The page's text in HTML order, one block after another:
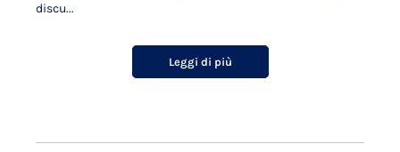
discu...
Leggi di più